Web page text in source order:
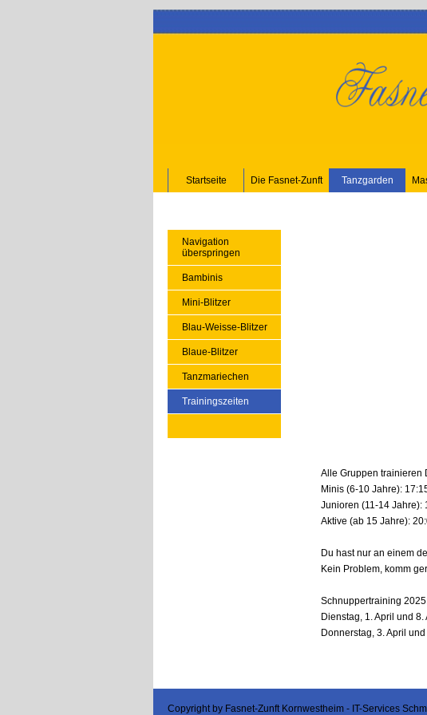
Startseite Die Fasnet-Zunft Tanzgarden
Navigation
überspringen
Bambinis
Mini-Blitzer
Blau-Weisse-Blitzer
Blaue-Blitzer
Tanzmariechen
Trainingszeiten
Alle Gruppen trainieren
Minis (6-10 Jahre):
Junioren (11-14 Jahre):
Aktive (ab 15 Jahre):
Du hast nur an einem
Kein Problem, komm
Schnuppertraining
Dienstag, 1. April und
Donnerstag, 3. April
Copyright by Fasnet-Zunft Kornwestheim - IT-Services